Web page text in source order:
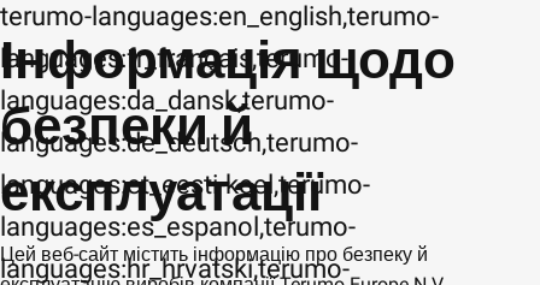
terumo-languages:en_english,terumo-
languages:fr_français,terumo-
languages:da_dansk,terumo-
languages:de_deutsch,terumo-
languages:et_eesti-keel,terumo-
languages:es_espanol,terumo-
languages:hr_hrvatski,terumo-
Інформація щодо
безпеки й
експлуатації
Цей веб-сайт містить інформацію про безпеку й